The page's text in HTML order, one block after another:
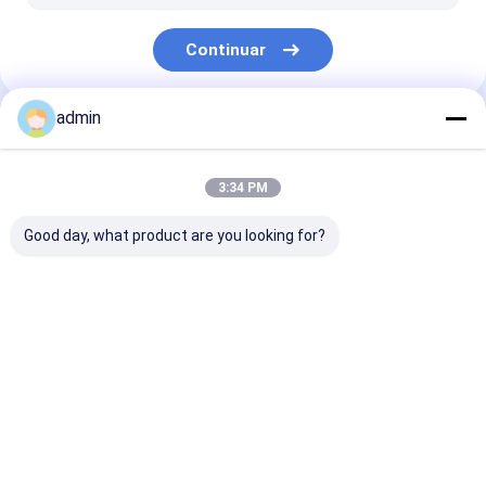
Continuar
Nuestras Categorías
admin
3:34 PM
Good day, what product are you looking for?